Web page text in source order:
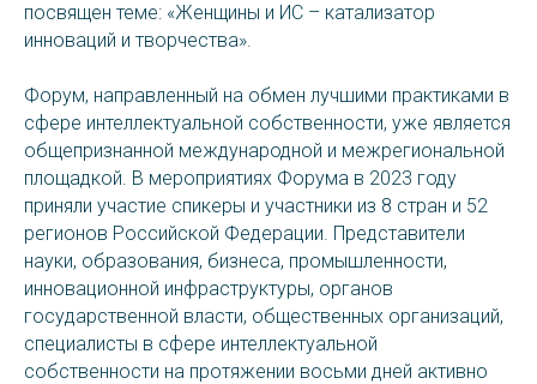
посвящен теме: «Женщины и ИС – катализатор
инноваций и творчества».
Форум, направленный на обмен лучшими практиками в
сфере интеллектуальной собственности, уже является
общепризнанной международной и межрегиональной
площадкой. В мероприятиях Форума в 2023 году
приняли участие спикеры и участники из 8 стран и 52
регионов Российской Федерации. Представители
науки, образования, бизнеса, промышленности,
инновационной инфраструктуры, органов
государственной власти, общественных организаций,
специалисты в сфере интеллектуальной
собственности на протяжении восьми дней активно